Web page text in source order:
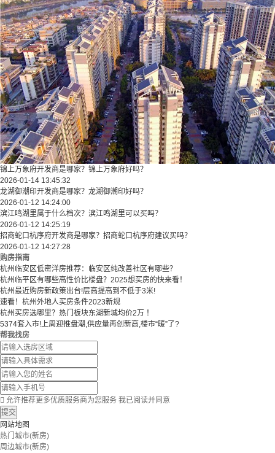
锦上万象府开发商是哪家？锦上万象府好吗？
2026-01-14 13:45:32
龙湖御潮印开发商是哪家？龙湖御潮印好吗？
2026-01-12 14:24:00
滨江鸣湖里属于什么档次？滨江鸣湖里可以买吗？
2026-01-12 14:25:19
招商蛇口杭序府开发商是哪家？招商蛇口杭序府建议买吗？
2026-01-12 14:27:28
购房指南
杭州临安区低密洋房推荐：临安区纯改善社区有哪些？
​​杭州临平区有哪些高性价比楼盘？2025想买房的快来看！​
杭州最近购房新政策出台!层高提高到不低于3米!
速看！杭州外地人买房条件2023新规
杭州买房选哪里？热门板块东湖新城均价2万 ！
5374套入市!上周迎推盘潮,供应量再创新高,楼市“暖”了?
帮我找房
 允许推荐更多优质服务商为您服务 我已阅读并同意
提交
网站地图
热门城市(新房)
周边城市(新房)